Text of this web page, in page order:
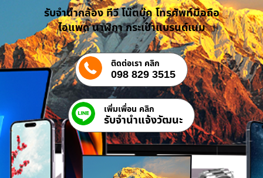
รับจำนำกล้อง ทีวี โน๊ตบุ๊ค โทรศัพท์มือถือ
ไอแพด นาฬิกา กระเป๋าแบรนด์เนม
ติดต่อเรา คลิก
098 829 3515
เพิ่มเพื่อน คลิก
รับจํานําแจ้งวัฒนะ